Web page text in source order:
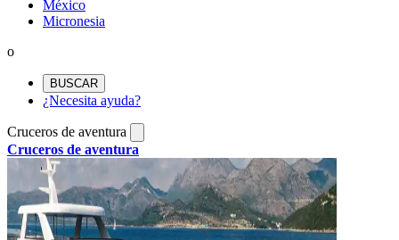
México
Micronesia
o
BUSCAR
¿Necesita ayuda?
Cruceros de aventura
Cruceros de aventura